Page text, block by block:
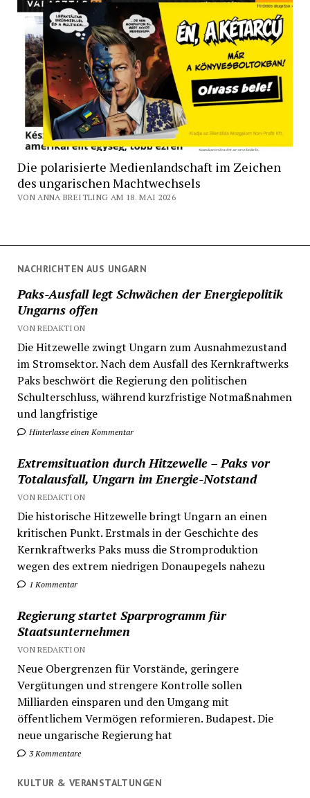
NACHRICHTEN AUS UNGARN
Paks-Ausfall legt Schwächen der Energiepolitik
Ungarns offen
VON REDAKTION
Die Hitzewelle zwingt Ungarn zum Ausnahmezustand
im Stromsektor. Nach dem Ausfall des Kernkraftwerks
Paks beschwört die Regierung den politischen
Schulterschluss, während kurzfristige Notmaßnahmen
und langfristige
Hinterlasse einen Kommentar
Extremsituation durch Hitzewelle – Paks vor
Totalausfall, Ungarn im Energie-Notstand
VON REDAKTION
Die historische Hitzewelle bringt Ungarn an einen
kritischen Punkt. Erstmals in der Geschichte des
Kernkraftwerks Paks muss die Stromproduktion
wegen des extrem niedrigen Donaupegels nahezu
1 Kommentar
Regierung startet Sparprogramm für
Staatsunternehmen
VON REDAKTION
Neue Obergrenzen für Vorstände, geringere
Vergütungen und strengere Kontrolle sollen
Milliarden einsparen und den Umgang mit
öffentlichem Vermögen reformieren. Budapest. Die
neue ungarische Regierung hat
3 Kommentare
KULTUR & VERANSTALTUNGEN
Die polarisierte Medienlandschaft im Zeichen
des ungarischen Machtwechsels
VON ANNA BREITLING AM 18. MAI 2026